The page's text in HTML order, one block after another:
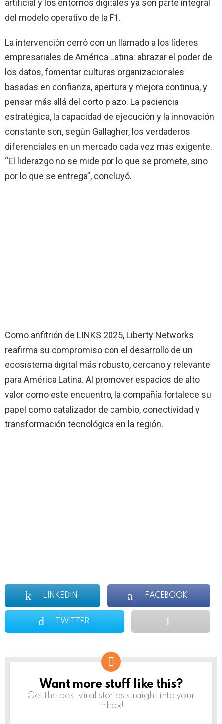
artificial y los entornos digitales ya son parte integral
del modelo operativo de la F1.
La intervención cerró con un llamado a los líderes
empresariales de América Latina: abrazar el poder de
los datos, fomentar culturas organizacionales
basadas en confianza, apertura y mejora continua, y
pensar más allá del corto plazo. La paciencia
estratégica, la capacidad de ejecución y la innovación
constante son, según Gallagher, los verdaderos
diferenciales en un mercado cada vez más exigente.
“El liderazgo no se mide por lo que se promete, sino
por lo que se entrega”, concluyó.
Como anfitrión de LINKS 2025, Liberty Networks
reafirma su compromiso con el desarrollo de un
ecosistema digital más robusto, cercano y relevante
para América Latina. Al promover espacios de alto
valor como este encuentro, la compañía fortalece su
papel como catalizador de cambio, conectividad y
transformación tecnológica en la región.
LINKEDIN FACEBOOK
TWITTER
NEWSLETTER
Want more stuff like this?
Get the best viral stories straight into your
inbox!